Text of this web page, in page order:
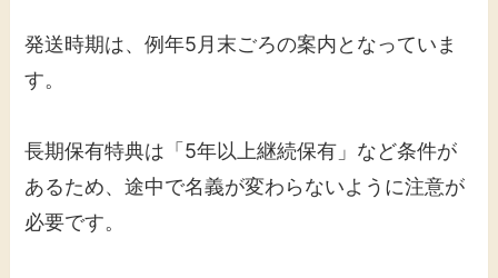
発送時期は、例年5月末ごろの案内となっていま
す。
長期保有特典は「5年以上継続保有」など条件が
あるため、途中で名義が変わらないように注意が
必要です。